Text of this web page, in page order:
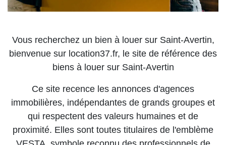
Vous recherchez un bien à louer sur Saint-Avertin,
bienvenue sur location37.fr, le site de référence des
biens à louer sur Saint-Avertin
Ce site recence les annonces d'agences
immobilières, indépendantes de grands groupes et
qui respectent des valeurs humaines et de
proximité. Elles sont toutes titulaires de l'emblème